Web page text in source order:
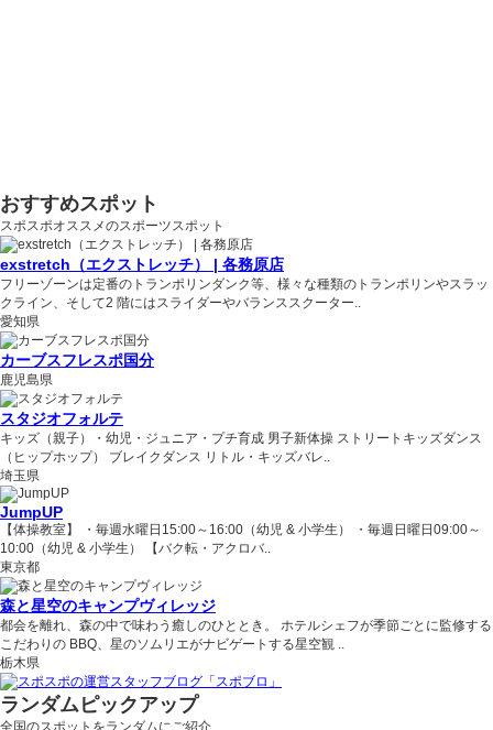
おすすめスポット
スポスポオススメのスポーツスポット
exstretch（エクストレッチ） | 各務原店
フリーゾーンは定番のトランポリンダンク等、様々な種類のトランポリンやスラッ
クライン、そして2 階にはスライダーやバランススクーター..
愛知県
カーブスフレスポ国分
鹿児島県
スタジオフォルテ
キッズ（親子）・幼児・ジュニア・プチ育成 男子新体操 ストリートキッズダンス
（ヒップホップ） ブレイクダンス リトル・キッズバレ..
埼玉県
JumpUP
【体操教室】 ・毎週水曜日15:00～16:00（幼児 & 小学生） ・毎週日曜日09:00～
10:00（幼児 & 小学生） 【バク転・アクロバ..
東京都
森と星空のキャンプヴィレッジ
都会を離れ、森の中で味わう癒しのひととき。 ホテルシェフが季節ごとに監修する
こだわりの BBQ、星のソムリエがナビゲートする星空観 ..
栃木県
ランダムピックアップ
全国のスポットをランダムにご紹介